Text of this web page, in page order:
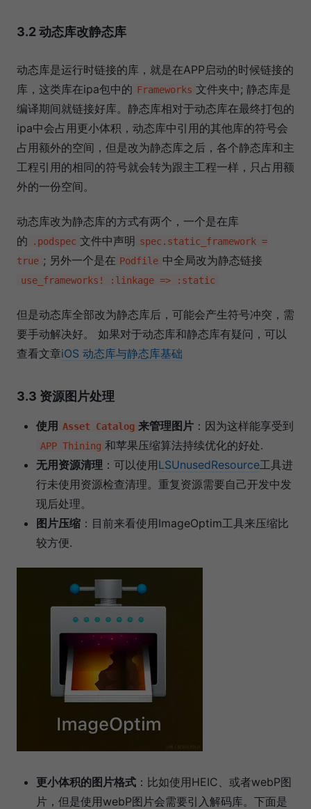
3.2 动态库改静态库
动态库是运行时链接的库，就是在APP启动的时候链接的
库，这类库在ipa包中的 Frameworks 文件夹中; 静态库是
编译期间就链接好库。静态库相对于动态库在最终打包的
ipa中会占用更小体积，动态库中引用的其他库的符号会
占用额外的空间，但是改为静态库之后，各个静态库和主
工程引用的相同的符号就会转为跟主工程一样，只占用额
外的一份空间。
动态库改为静态库的方式有两个，一个是在库
的
.podspec 文件中声明 spec.static_framework =
true ; 另外一个是在 Podfile 中全局改为静态链接
use_frameworks! :linkage => :static
但是动态库全部改为静态库后，可能会产生符号冲突，需
要手动解决好。 如果对于动态库和静态库有疑问，可以
查看文章iOS 动态库与静态库基础
3.3 资源图片处理
使用 Asset Catalog 来管理图片 ：因为这样能享受到
APP Thining 和苹果压缩算法持续优化的好处.
无用资源清理 ：可以使用LSUnusedResource工具进
行未使用资源检查清理。重复资源需要自己开发中发
现后处理。
图片压缩 ：目前来看使用ImageOptim工具来压缩比
较方便.
更小体积的图片格式 ：比如使用HEIC、或者webP图
片，但是使用webP图片会需要引入解码库。下面是